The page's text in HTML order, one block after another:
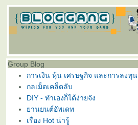
Group Blog
การเงิน หุ้น เศรษฐกิจ และการลงทุน
กลเม็ดเคล็ดลับ
DIY - ทำเองก็ได้ง่ายจัง
านยนต์อัพเดท
เรื่อง Hot น่ารู้